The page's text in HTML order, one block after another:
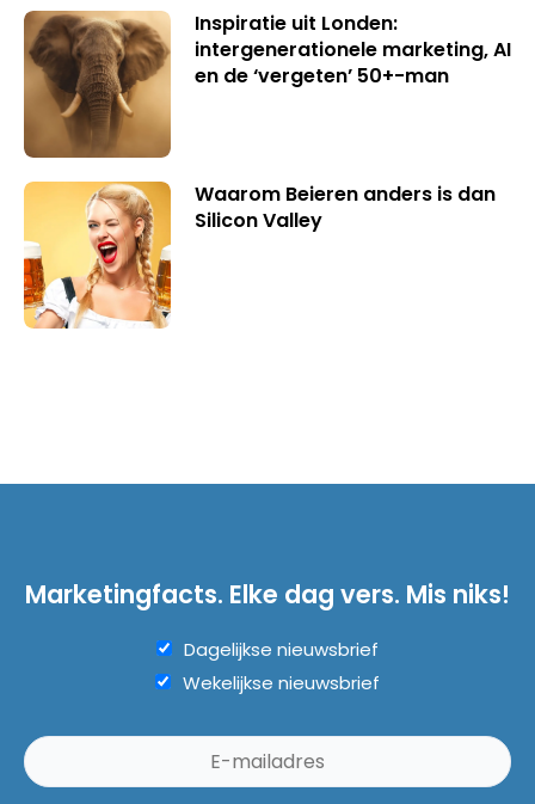
Inspiratie uit Londen:
intergenerationele marketing, AI
en de ‘vergeten’ 50+-man
Waarom Beieren anders is dan
Silicon Valley
Marketingfacts. Elke dag vers. Mis niks!
Dagelijkse nieuwsbrief
Wekelijkse nieuwsbrief